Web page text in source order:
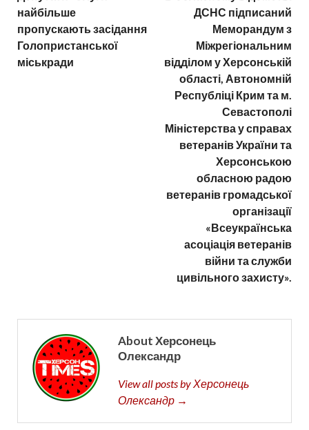
найбільше
пропускають засідання
Голопристанської
міськради
ДСНС підписаний
Меморандум з
Міжрегіональним
відділом у Херсонській
області, Автономній
Республіці Крим та м.
Севастополі
Міністерства у справах
ветеранів України та
Херсонською
обласною радою
ветеранів громадської
організації
«Всеукраїнська
асоціація ветеранів
війни та служби
цивільного захисту».
About Херсонець
Олександр
View all posts by Херсонець
Олександр →